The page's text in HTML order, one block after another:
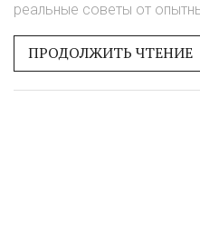
реальные советы от
статье.
ПРОДОЛЖИТЬ ЧТЕНИЕ